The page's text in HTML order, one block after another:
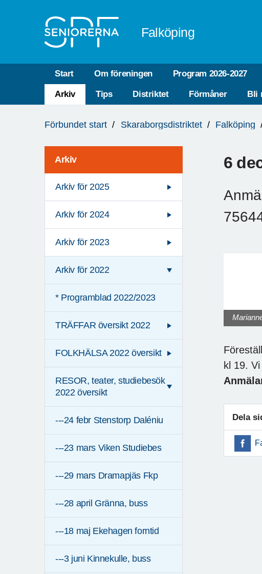
Falköping
Start Om föreningen Program 2026-2027
Arkiv Tips Distriktet Förmåner Bli
är
Förbundet start Skaraborgsdistriktet Falköping
Arkiv
Arkiv för 2025
Arkiv för 2024
Arkiv för 2023
Arkiv för 2022
* Programblad 2022/2023
TRÄFFAR översikt 2022
FOLKHÄLSA 2022 översikt
RESOR, teater, studiebesök
2022 översikt
---24 febr Stenstorp Daléniu
---23 mars Viken Studiebes
---29 mars Dramapjäs Fkp
---28 april Gränna, buss
---18 maj Ekehagen forntid
---3 juni Kinnekulle, buss
6
kl 19.
Dela